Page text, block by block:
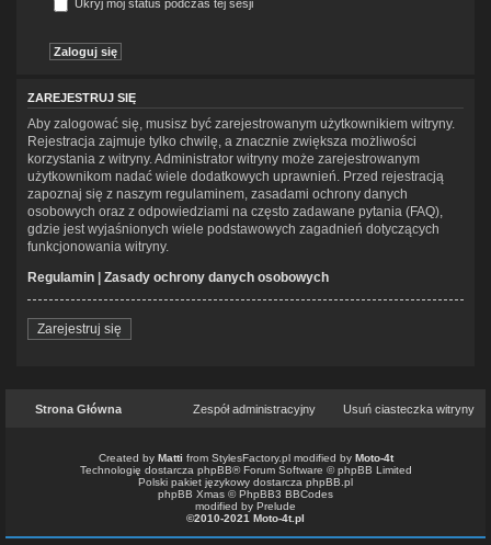
Ukryj mój status podczas tej sesji
ZAREJESTRUJ SIĘ
Aby zalogować się, musisz być zarejestrowanym użytkownikiem witryny.
Rejestracja zajmuje tylko chwilę, a znacznie zwiększa możliwości
korzystania z witryny. Administrator witryny może zarejestrowanym
użytkownikom nadać wiele dodatkowych uprawnień. Przed rejestracją
zapoznaj się z naszym regulaminem, zasadami ochrony danych
osobowych oraz z odpowiedziami na często zadawane pytania (FAQ),
gdzie jest wyjaśnionych wiele podstawowych zagadnień dotyczących
funkcjonowania witryny.
Regulamin | Zasady ochrony danych osobowych
Zarejestruj się
Strona Główna Usuń ciasteczka witryny
Zespół administracyjny
Created by Matti from StylesFactory.plmodified by Moto-4t
Technologię dostarcza phpBB® Forum Software © phpBB Limited
Polski pakiet językowy dostarcza phpBB.pl
phpBB Xmas ©PhpBB3 BBCodes
modified by Prelude
©2010-2021 Moto-4t.pl